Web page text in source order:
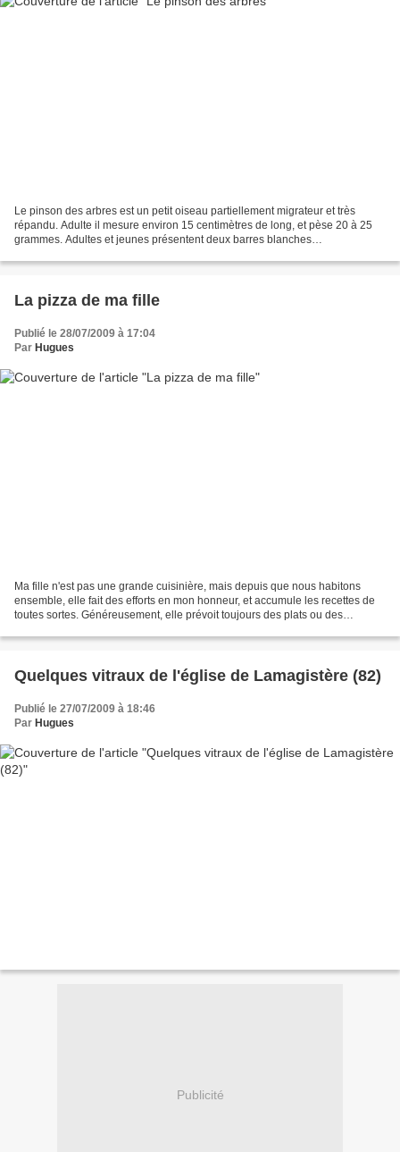
Le pinson des arbres est un petit oiseau partiellement migrateur et très
répandu. Adulte il mesure environ 15 centimètres de long, et pèse 20 à 25
grammes. Adultes et jeunes présentent deux barres blanches
La pizza de ma fille
Publié le 28/07/2009 à 17:04
Par Hugues
Ma fille n'est pas une grande cuisinière, mais depuis que nous habitons
ensemble, elle fait des efforts en mon honneur, et accumule les recettes de
toutes sortes. Généreusement, elle prévoit toujours des plats ou des
Quelques vitraux de l'église de Lamagistère (82)
Publié le 27/07/2009 à 18:46
Par Hugues
Publicité